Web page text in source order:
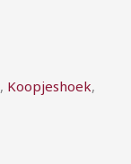
, Koopjeshoek,